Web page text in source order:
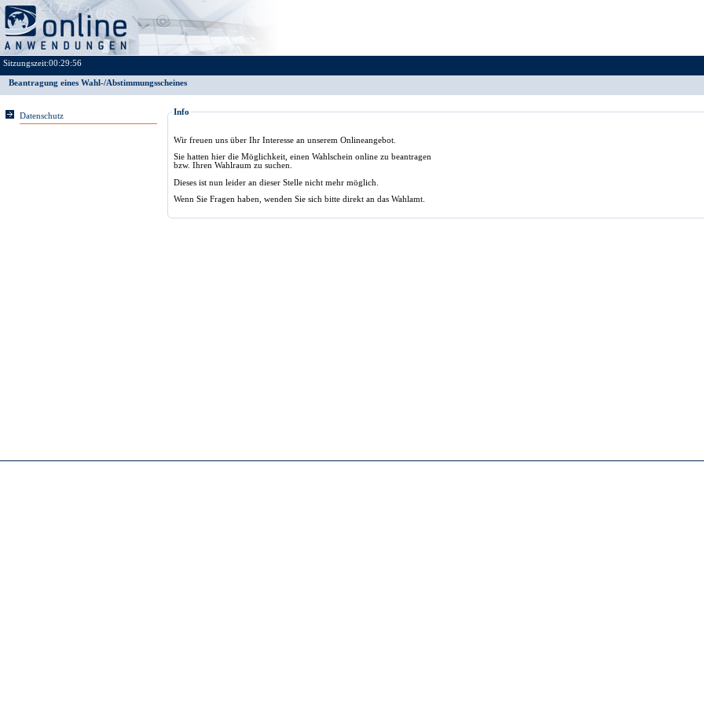
Sitzungszeit:00:29:56
Beantragung eines Wahl-/Abstimmungsscheines
Datenschutz Info
Wir freuen uns über Ihr Interesse an unserem Onlineangebot.
Sie hatten hier die Möglichkeit, einen Wahlschein online zu beantragen
bzw. Ihren Wahlraum zu suchen.
Dieses ist nun leider an dieser Stelle nicht mehr möglich.
Wenn Sie Fragen haben, wenden Sie sich bitte direkt an das Wahlamt.